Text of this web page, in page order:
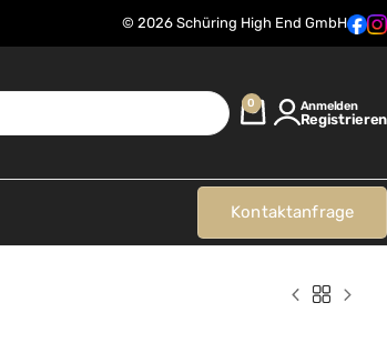
© 2026 Schüring High End GmbH
0 Anmelden
Registrieren
Kontaktanfrage